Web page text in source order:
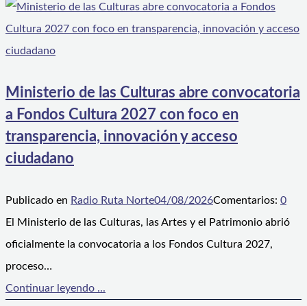
Ministerio de las Culturas abre convocatoria
a Fondos Cultura 2027 con foco en
transparencia, innovación y acceso
ciudadano
Publicado en Radio Ruta Norte04/08/2026Comentarios: 0
El Ministerio de las Culturas, las Artes y el Patrimonio abrió
oficialmente la convocatoria a los Fondos Cultura 2027,
proceso…
Continuar leyendo ...